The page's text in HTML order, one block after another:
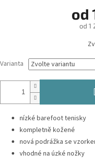
od
od 1
Varianta
nízké barefoot tenisky
kompletně kožené
nová podrážka se
vhodné na úzké nožky